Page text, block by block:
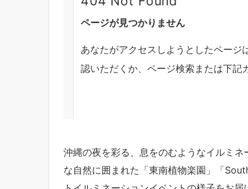
沖縄の夜を彩る、息をのむようなイルミ
な自然に囲まれた「東南植物楽園」「